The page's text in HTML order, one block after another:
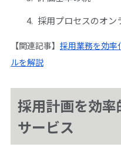
採用プロセスのオン
【関連記事】 採用業務を効率
ルを解説
採用計画を効
サービス